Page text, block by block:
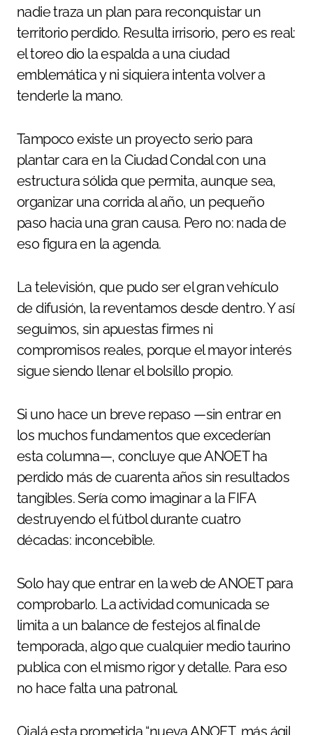
nadie traza un plan para reconquistar un
territorio perdido. Resulta irrisorio, pero es real:
el toreo dio la espalda a una ciudad
emblemática y ni siquiera intenta volver a
tenderle la mano.
Tampoco existe un proyecto serio para
plantar cara en la Ciudad Condal con una
estructura sólida que permita, aunque sea,
organizar una corrida al año, un pequeño
paso hacia una gran causa. Pero no: nada de
eso figura en la agenda.
La televisión, que pudo ser el gran vehículo
de difusión, la reventamos desde dentro. Y así
seguimos, sin apuestas firmes ni
compromisos reales, porque el mayor interés
sigue siendo llenar el bolsillo propio.
Si uno hace un breve repaso —sin entrar en
los muchos fundamentos que excederían
esta columna—, concluye que ANOET ha
perdido más de cuarenta años sin resultados
tangibles. Sería como imaginar a la FIFA
destruyendo el fútbol durante cuatro
décadas: inconcebible.
Solo hay que entrar en la web de ANOET para
comprobarlo. La actividad comunicada se
limita a un balance de festejos al final de
temporada, algo que cualquier medio taurino
publica con el mismo rigor y detalle. Para eso
no hace falta una patronal.
Ojalá esta prometida “nueva ANOET, más ágil